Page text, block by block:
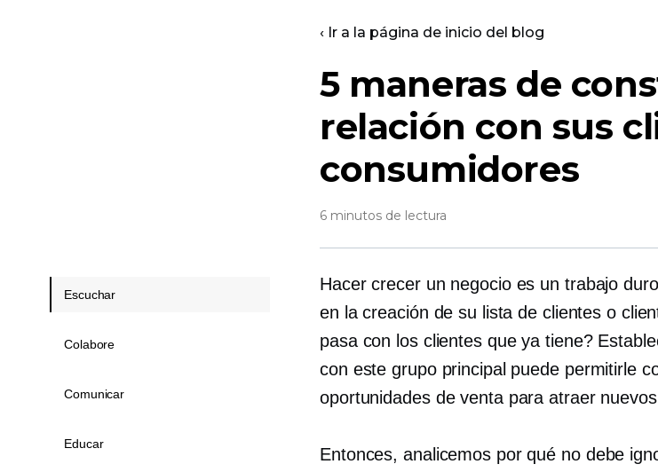
‹ Ir a la página de inicio del blog
5 maneras de
relación con sus
consumidores
6 minutos de lectura
Hacer crecer un negocio es un trabajo
en la creación de su lista de clientes o
pasa con los clientes que ya tiene?
con este grupo principal puede permitirle
oportunidades de venta para atraer
Entonces, analicemos por qué no debe
Escuchar
Colabore
Comunicar
Educar